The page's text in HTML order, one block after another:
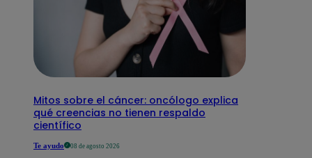
Mitos sobre el cáncer: oncólogo explica
qué creencias no tienen respaldo
científico
Te ayudo 08 de agosto 2026